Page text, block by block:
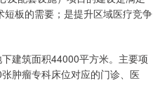
板的需要；是提升区域医疗竞争
建筑面积44000平方米。主要项
肿瘤专科床位对应的门诊、医